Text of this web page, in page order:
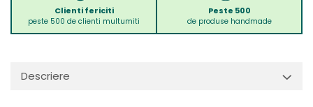
Clienti fericiti
peste 500 de clienti multumiti
Peste 500
de produse handmade
Descriere